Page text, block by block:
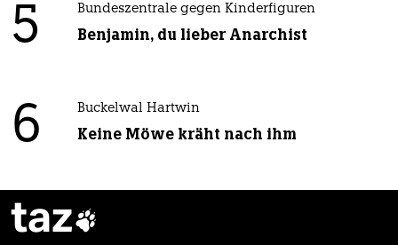
5 Bundeszentrale gegen Kinderfiguren
Benjamin, du lieber Anarchist
6 Buckelwal Hartwin
Keine Möwe kräht nach ihm
taz